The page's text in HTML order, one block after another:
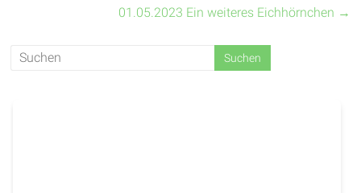
01.05.2023 Ein weiteres Eichhörnchen →